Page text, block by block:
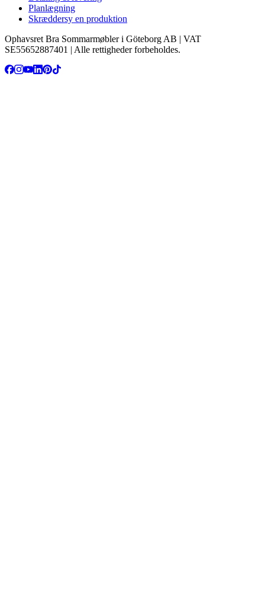
Planlægning
Skræddersy en produktion
Ophavsret Bra Sommarmøbler i Göteborg AB | VAT
SE55652887401 | Alle rettigheder forbeholdes.